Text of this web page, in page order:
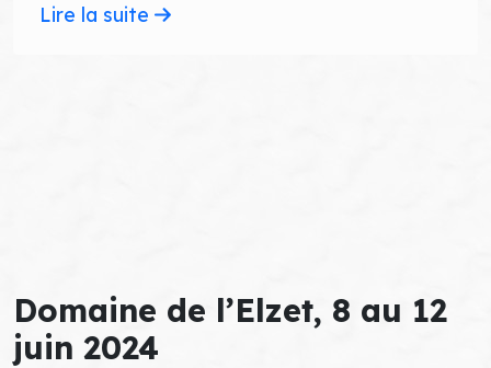
Lire la suite
Domaine de l’Elzet, 8 au 12
juin 2024